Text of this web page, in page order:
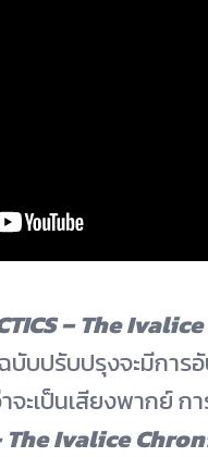
– The
บปรับปรุงจะมีการอั
จะเป็นเสียงพากย์ ก
The Ivalice